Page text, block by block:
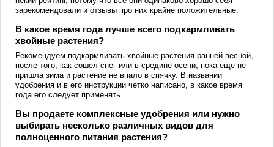
зарекомендовали и отзывы про них крайне положительные.
В какое время года лучше всего подкармливать
хвойные растения?
Рекомендуем подкармливать хвойные растения ранней весной,
после того, как сошел снег или в средине осени, пока еще не
пришла зима и растение не впало в спячку. В названии
удобрения и в его инструкции четко написано, в какое время
года его следует применять.
Вы продаете комплексные удобрения или нужно
выбирать несколько различных видов для
полноценного питания растения?